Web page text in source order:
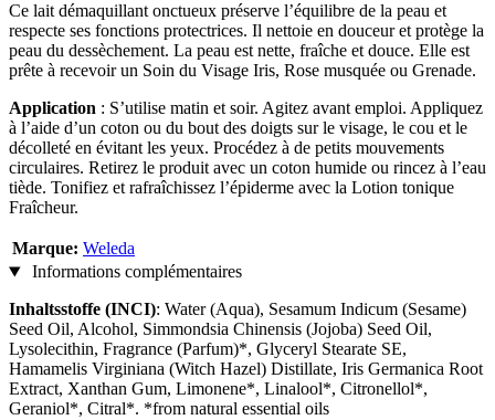
Ce lait démaquillant onctueux préserve l’équilibre de la peau et
respecte ses fonctions protectrices. Il nettoie en douceur et protège la
peau du dessèchement. La peau est nette, fraîche et douce. Elle est
prête à recevoir un Soin du Visage Iris, Rose musquée ou Grenade.
Application : S’utilise matin et soir. Agitez avant emploi. Appliquez
à l’aide d’un coton ou du bout des doigts sur le visage, le cou et le
décolleté en évitant les yeux. Procédez à de petits mouvements
circulaires. Retirez le produit avec un coton humide ou rincez à l’eau
tiède. Tonifiez et rafraîchissez l’épiderme avec la Lotion tonique
Fraîcheur.
Marque: Weleda
Informations complémentaires
Inhaltsstoffe (INCI): Water (Aqua), Sesamum Indicum (Sesame)
Seed Oil, Alcohol, Simmondsia Chinensis (Jojoba) Seed Oil,
Lysolecithin, Fragrance (Parfum)*, Glyceryl Stearate SE,
Hamamelis Virginiana (Witch Hazel) Distillate, Iris Germanica Root
Extract, Xanthan Gum, Limonene*, Linalool*, Citronellol*,
Geraniol*, Citral*. *from natural essential oils